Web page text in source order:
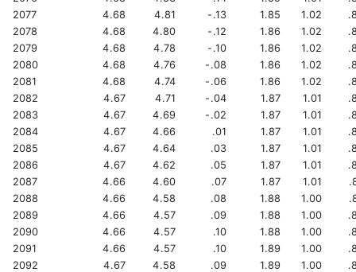
2077
4.68 4.81 -.13 1.85 1.02
2078
4.68 4.80 -.12 1.86 1.02
2079
4.68 4.78 -.10 1.86 1.02
2080
4.68 4.76 -.08 1.86 1.02
2081
4.68 4.74 -.06 1.86 1.02
2082
4.67 4.71 -.04 1.87 1.01
2083
4.67 4.69 -.02 1.87 1.01
2084
4.67 4.66 .01 1.87 1.01
2085
4.67 4.64 .03 1.87 1.01
2086
4.67 4.62 .05 1.87 1.01
2087
4.66 4.60 .07 1.87 1.01
2088
4.66 4.58 .08 1.88 1.00
2089
4.66 4.57 .09 1.88 1.00
2090
4.66 4.57 .10 1.88 1.00
2091
4.66 4.57 .10 1.89 1.00
2092
4.67 4.58 .09 1.89 1.00